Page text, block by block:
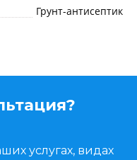
Грунт-антисептик
услугах, видах